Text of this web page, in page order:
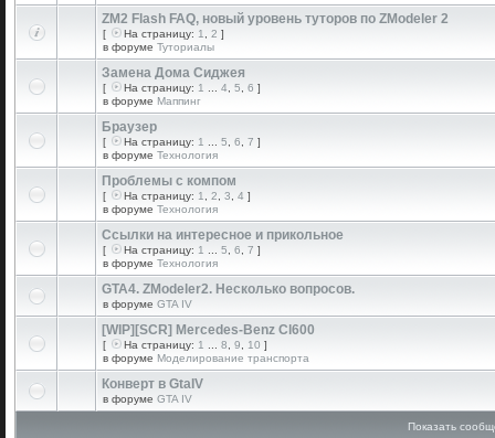
ZM2 Flash FAQ, новый уровень туторов по ZModeler 2
[ На страницу: 1 2 ]
в форуме Туториалы
Замена Дома Сиджея
[ На страницу: 1 4 5 6 ]
в форуме Маппинг
Браузер
[ На страницу: 1 5 6 7 ]
в форуме Технология
Проблемы с компом
[ На страницу: 1 2 3 4 ]
в форуме Технология
Ссылки на интересное и прикольное
[ На страницу: 1 5 6 7 ]
в форуме Технология
GTA4. ZModeler2. Несколько вопросов.
в форуме GTA IV
[WIP][SCR] Mercedes-Benz Cl600
[ На страницу: 1 8 9 10 ]
в форуме Моделирование транспорта
Конверт в GtaIV
в форуме GTA IV
Показать